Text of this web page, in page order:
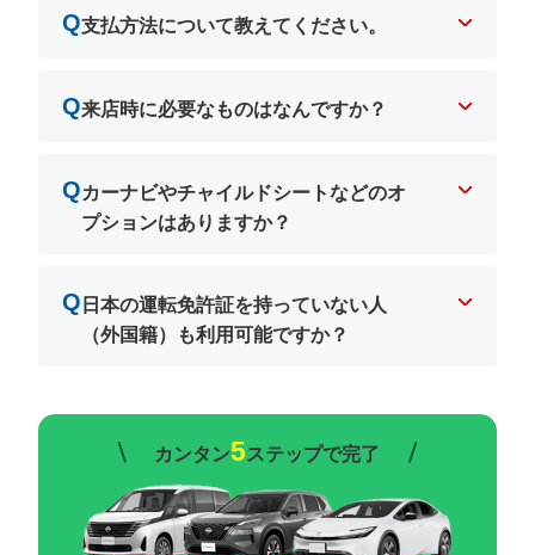
Q支払方法について教えてください。
Q来店時に必要なものはなんですか？
Qカーナビやチャイルドシートなどのオ
プションはありますか？
Q 日本の運転免許証を持っていない人
（外国籍）も利用可能ですか？
カンタン5ステップで完了